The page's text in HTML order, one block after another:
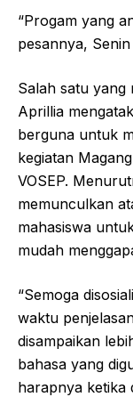
“Progam yang
pesannya,
Salah satu yang
Aprillia
berguna untuk
kegiatan
VOSEP.
memunculkan
mahasiswa
mudah
“Semoga
waktu
disampaikan
bahasa yang
harapnya ketika